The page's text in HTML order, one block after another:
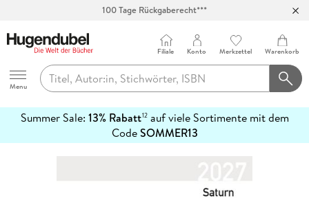
100 Tage Rückgaberecht***
Hugendubel
Menu
Filiale Konto Merkzettel Warenkorb
Summer Sale: 13% Rabatt12auf viele Sortimente mit dem
CodeSOMMER13
erfahren